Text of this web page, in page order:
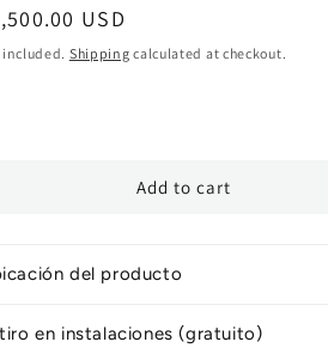
USD
included. Shipping calculated at checkout.
Add to cart
del producto
en instalaciones (gratuito)